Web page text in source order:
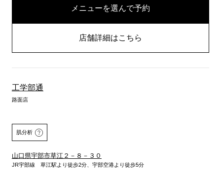
メニューを選んで予約
店舗詳細はこちら
工学部通
路面店
肌分析
山口県宇部市草江２－８－３０
JR宇部線 草江駅より徒歩2分、宇部空港より徒歩5分